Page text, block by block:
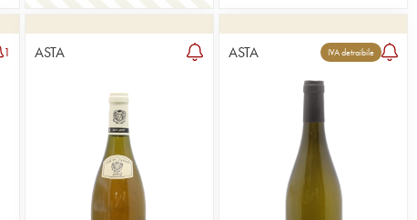
1 ASTA ASTA IVA detraibile